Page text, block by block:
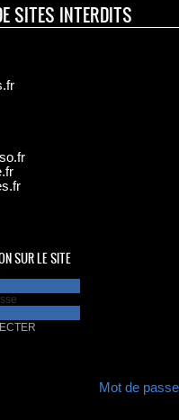
SITES INTERDITS
SUR LE SITE
Mot de